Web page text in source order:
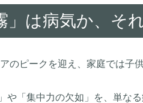
」は病気か、そ
のピークを迎え、家庭では子
や「集中力の欠如」を、単な